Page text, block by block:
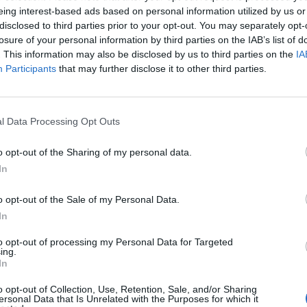
interest-based ads based on personal information utilized by us
to third parties prior to your opt-out. You may separately
of your personal information by third parties on the IAB’s list of
This information may also be disclosed by us to third parties on the
Participants that may further disclose it to other third parties.
Data Processing Opt Outs
opt-out of the Sharing of my personal data.
opt-out of the Sale of my Personal Data.
opt-out of processing my Personal Data for Targeted
opt-out of Collection, Use, Retention, Sale, and/or Sharing
Data that Is Unrelated with the Purposes for which it
φυλακή 62χρονος
Νοσοκομείο Νίκαιας
30/01/2019 - 02:00
οι δύο Αλβανοί που
από τον
Συνελήφθησαν οι δύο Αλβανοί
Πρωτοχρονιάς
1 από 3